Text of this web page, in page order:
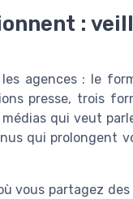
:
les agences : le
presse, trois
qui veut
qui prolongent
vous partagez